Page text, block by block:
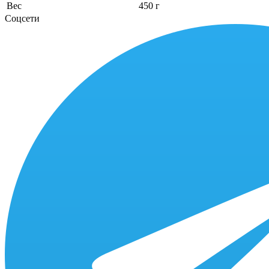
Вес
450 г
Соцсети